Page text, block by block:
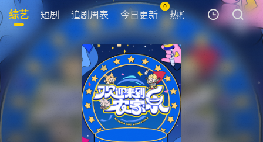
综艺 短剧 追剧周表 今日更新
0
热榜
我的观影记录
暂无观看影片的记录